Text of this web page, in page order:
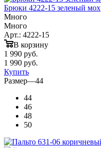
Брюки 4222-15 зеленый мох
Много
Много
Арт.: 4222-15
В корзину
1 990 руб.
1 990 руб.
Купить
Размер—44
44
46
48
50